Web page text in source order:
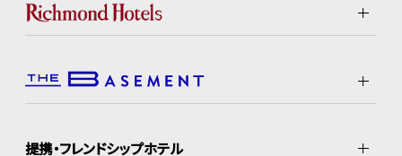
提携・フレンドシップホテル